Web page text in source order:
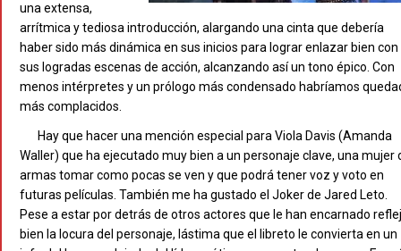
una extensa,
arrítmica y tediosa introducción, alargando una cinta que debería
haber sido más dinámica en sus inicios para lograr enlazar bien con
sus logradas escenas de acción, alcanzando así un tono épico. Con
menos intérpretes y un prólogo más condensado habríamos
más complacidos.
Hay que hacer una mención especial para Viola Davis (Amanda
Waller) que ha ejecutado muy bien a un personaje clave, una mujer
armas tomar como pocas se ven y que podrá tener voz y voto en
futuras películas. También me ha gustado el Joker de Jared Leto.
Pese a estar por detrás de otros actores que le han encarnado
bien la locura del personaje, lástima que el libreto le convierta en un